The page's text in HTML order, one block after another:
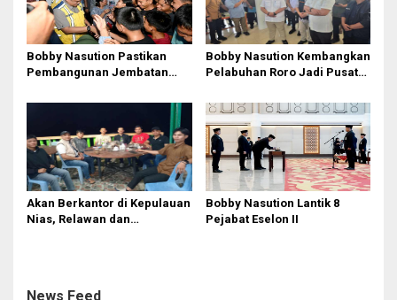
Bobby Nasution Pastikan
Pembangunan Jembatan
Tahun Ini, Ajak Warga Kawal
Bobby Nasution Kembangkan
Pelabuhan Roro Jadi Pusat
Kepulauan Nias
Akan Berkantor di Kepulauan
Nias, Relawan dan
Bobby Nasution Lantik 8
Pejabat Eselon II
News Feed